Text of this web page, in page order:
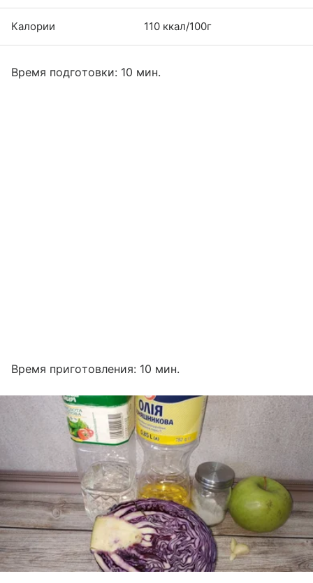
Калории 110 ккал/100г
Время подготовки: 10 мин.
Время приготовления: 10 мин.